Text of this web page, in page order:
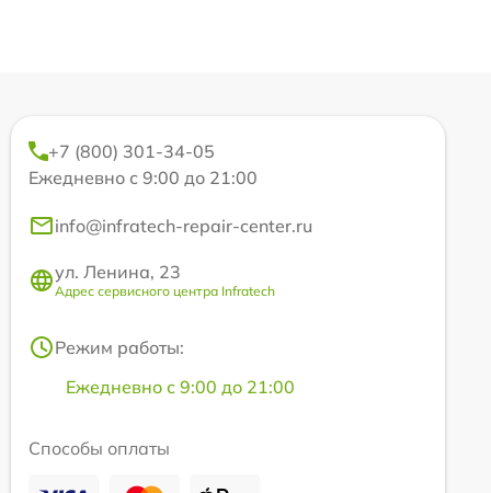
+7 (800) 301-34-05
Ежедневно с 9:00 до 21:00
info@infratech-repair-center.ru
ул. Ленина, 23
Адрес сервисного центра Infratech
Режим работы:
Ежедневно с 9:00 до 21:00
Способы оплаты